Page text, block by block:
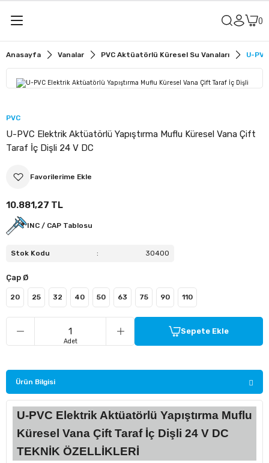
Vanaları
Vanaları
Vanaları
Su Vanaları
Küresel Asit Vanaları
Kelebek Asit Vanaları
Anasayfa Vanalar PVC Aktüatörlü Küresel Su Vanaları U-
PVC
U-PVC Elektrik Aktüatörlü Yapıştırma Muflu Küresel Vana Çift
Taraf İç Dişli 24 V DC
10.881,27 TL
INC / CAP Tablosu
Stok Kodu : 30400
Çap Ø
20 25 32 40 50 63 75 90 110
Adet
Sepete Ekle
Ürün Bilgisi
U-PVC Elektrik Aktüatörlü Yapıştırma Muflu
Küresel Vana Çift Taraf İç Dişli 24 V DC
TEKNİK ÖZELLİKLERİ